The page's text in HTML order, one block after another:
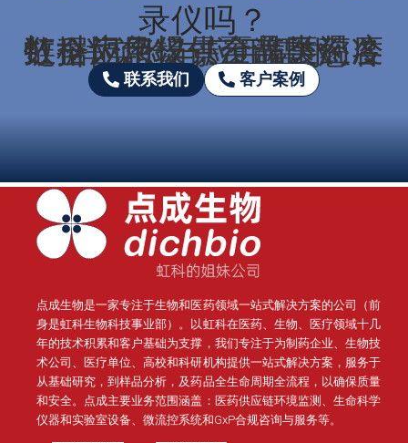
录仪吗？
虹科为您提供全品类温度数据记录仪，覆盖医药冷链全应用场景，满足您各样实验与应用需求
联系我们 客户案例
点成生物是一家专注于生物和医药领域一站式解决方案的公司（前
身是虹科生物科技事业部）。
以虹科在医药、生物、医疗领域十几
年的技术积累和客户基础为支撑，我们专注于为制药企业、生物技
术公司、医疗单位、高校和科研机构提供一站式解决方案，服务于
从基础研究，到样品分析，及药品全生命周期全流程，以确保质量
和安全。点成主要业务范围涵盖：医药供应链环境监测、生命科学
仪器和实验室设备、微流控系统和GxP合规咨询与服务等。